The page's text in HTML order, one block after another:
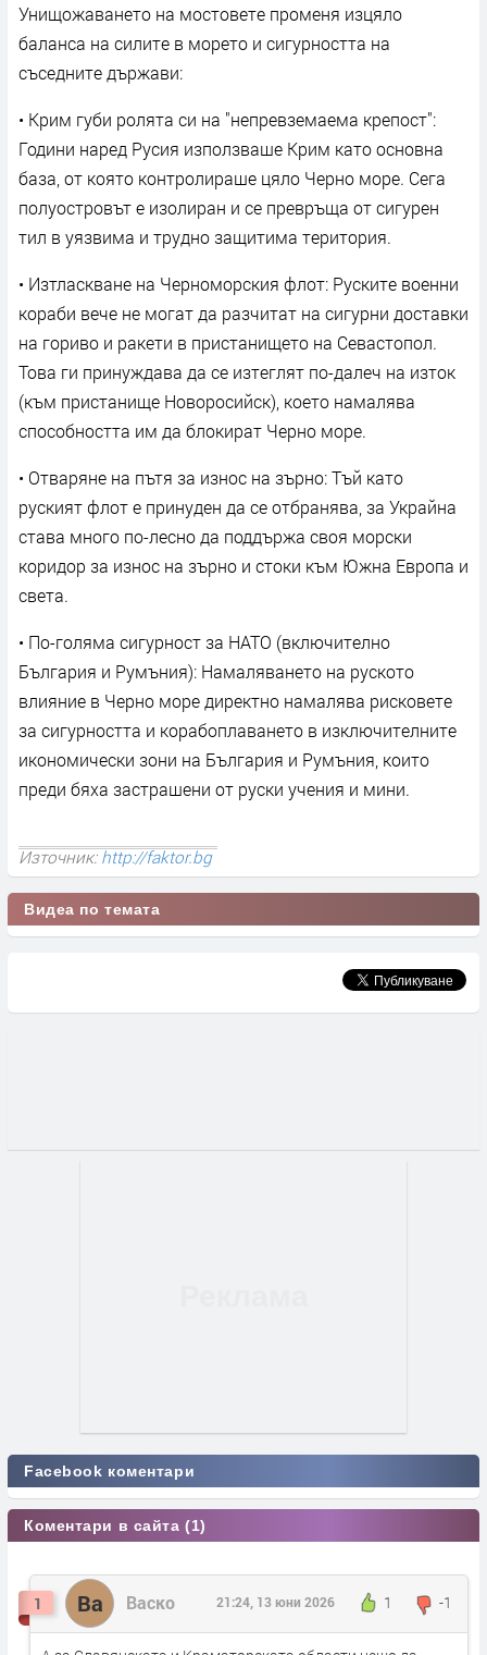
Унищожаването на мостовете променя изцяло
баланса на силите в морето и сигурността на
съседните държави:
• Крим губи ролята си на "непревземаема крепост":
Години наред Русия използваше Крим като основна
база, от която контролираше цяло Черно море. Сега
полуостровът е изолиран и се превръща от сигурен
тил в уязвима и трудно защитима територия.
• Изтласкване на Черноморския флот: Руските военни
кораби вече не могат да разчитат на сигурни доставки
на гориво и ракети в пристанището на Севастопол.
Това ги принуждава да се изтеглят по-далеч на изток
(към пристанище Новоросийск), което намалява
способността им да блокират Черно море.
• Отваряне на пътя за износ на зърно: Тъй като
руският флот е принуден да се отбранява, за Украйна
става много по-лесно да поддържа своя морски
коридор за износ на зърно и стоки към Южна Европа и
света.
• По-голяма сигурност за НАТО (включително
България и Румъния): Намаляването на руското
влияние в Черно море директно намалява рисковете
за сигурността и корабоплаването в изключителните
икономически зони на България и Румъния, които
преди бяха застрашени от руски учения и мини.
Източник:http://faktor.bg
Видеа по темата
Facebook коментари
Коментари в сайта (1)
1 Ва Васко 1 -1
21:24, 13 юни 2026